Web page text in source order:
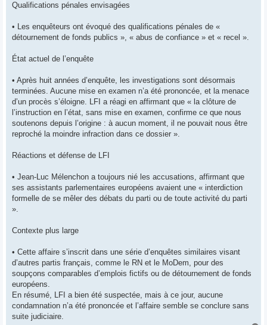
Qualifications pénales envisagées
• Les enquêteurs ont évoqué des qualifications pénales de «
détournement de fonds publics », « abus de confiance » et « recel ».
État actuel de l’enquête
• Après huit années d’enquête, les investigations sont désormais
terminées. Aucune mise en examen n’a été prononcée, et la menace
d’un procès s’éloigne. LFI a réagi en affirmant que « la clôture de
l’instruction en l’état, sans mise en examen, confirme ce que nous
soutenons depuis l’origine : à aucun moment, il ne pouvait nous être
reproché la moindre infraction dans ce dossier ».
Réactions et défense de LFI
• Jean-Luc Mélenchon a toujours nié les accusations, affirmant que
ses assistants parlementaires européens avaient une « interdiction
formelle de se mêler des débats du parti ou de toute activité du parti
».
Contexte plus large
• Cette affaire s’inscrit dans une série d’enquêtes similaires visant
d’autres partis français, comme le RN et le MoDem, pour des
soupçons comparables d’emplois fictifs ou de détournement de fonds
européens.
En résumé, LFI a bien été suspectée, mais à ce jour, aucune
condamnation n’a été prononcée et l’affaire semble se conclure sans
suite judiciaire.